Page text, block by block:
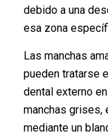
debido a una
esa zona
Las manchas
pueden tratarse
dental externo
manchas grises,
mediante un